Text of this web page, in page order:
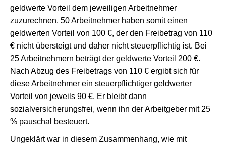
geldwerte Vorteil dem jeweiligen Arbeitnehmer
zuzurechnen. 50 Arbeitnehmer haben somit einen
geldwerten Vorteil von 100 €, der den Freibetrag von 110
€ nicht übersteigt und daher nicht steuerpflichtig ist. Bei
25 Arbeitnehmern beträgt der geldwerte Vorteil 200 €.
Nach Abzug des Freibetrags von 110 € ergibt sich für
diese Arbeitnehmer ein steuerpflichtiger geldwerter
Vorteil von jeweils 90 €. Er bleibt dann
sozialversicherungsfrei, wenn ihn der Arbeitgeber mit 25
% pauschal besteuert.
Ungeklärt war in diesem Zusammenhang, wie mit